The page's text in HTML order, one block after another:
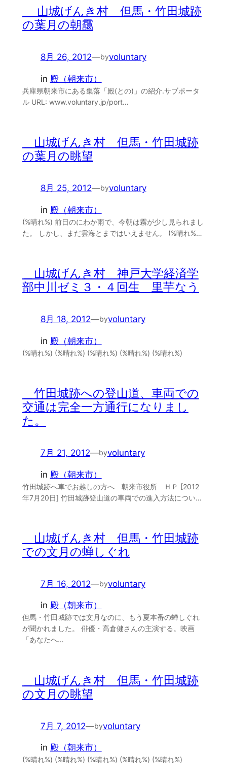
＿ 山城げんき村 但馬・竹田城跡
の葉月の朝靄
8月 26, 2012—byvoluntary
in 殿（朝来市）
兵庫県朝来市にある集落「殿(との)」の紹介.サブポータ
ル URL: www.voluntary.jp/port…
＿山城げんき村 但馬・竹田城跡
の葉月の眺望
8月 25, 2012—byvoluntary
in 殿（朝来市）
(%晴れ%) 前日のにわか雨で、今朝は霧が少し見られまし
た。 しかし、まだ雲海とまではいえません。 (%晴れ%…
＿山城げんき村 神戸大学経済学
部中川ゼミ３・４回生 里芋なう
8月 18, 2012—byvoluntary
in 殿（朝来市）
(%晴れ%) (%晴れ%) (%晴れ%) (%晴れ%) (%晴れ%)
＿竹田城跡への登山道、車両での
交通は完全一方通行になりまし
た。
7月 21, 2012—byvoluntary
in 殿（朝来市）
竹田城跡へ車でお越しの方へ 朝来市役所 ＨＰ [2012
年7月20日] 竹田城跡登山道の車両での進入方法につい…
＿山城げんき村 但馬・竹田城跡
での文月の蝉しぐれ
7月 16, 2012—byvoluntary
in 殿（朝来市）
但馬・竹田城跡では文月なのに、もう夏本番の蝉しぐれ
が聞かれました。 俳優・高倉健さんの主演する。映画
「あなたへ…
＿山城げんき村 但馬・竹田城跡
の文月の眺望
7月 7, 2012—byvoluntary
in 殿（朝来市）
(%晴れ%) (%晴れ%) (%晴れ%) (%晴れ%) (%晴れ%)